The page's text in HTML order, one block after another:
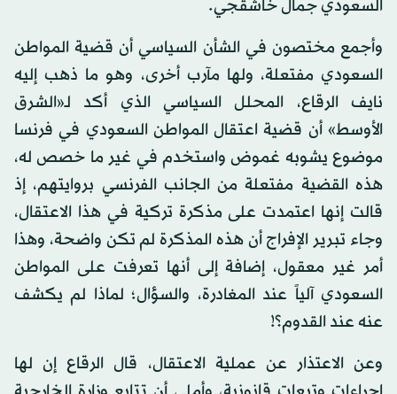
السعودي جمال خاشقجي.
وأجمع مختصون في الشأن السياسي أن قضية المواطن
السعودي مفتعلة، ولها مآرب أخرى، وهو ما ذهب إليه
نايف الرقاع، المحلل السياسي الذي أكد لـ«الشرق
الأوسط» أن قضية اعتقال المواطن السعودي في فرنسا
موضوع يشوبه غموض واستخدم في غير ما خصص له،
هذه القضية مفتعلة من الجانب الفرنسي بروايتهم، إذ
قالت إنها اعتمدت على مذكرة تركية في هذا الاعتقال،
وجاء تبرير الإفراج أن هذه المذكرة لم تكن واضحة، وهذا
أمر غير معقول، إضافة إلى أنها تعرفت على المواطن
السعودي آلياً عند المغادرة، والسؤال؛ لماذا لم يكشف
عنه عند القدوم؟!
وعن الاعتذار عن عملية الاعتقال، قال الرقاع إن لها